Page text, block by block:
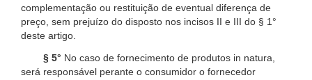
complementação ou restituição de eventual diferença de
preço, sem prejuízo do disposto nos incisos II e III do § 1°
deste artigo.
§ 5° No caso de fornecimento de produtos in natura,
será responsável perante o consumidor o fornecedor